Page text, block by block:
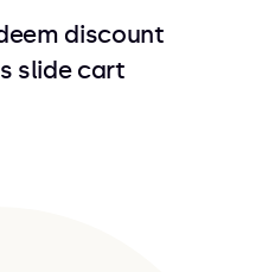
discount
slide cart